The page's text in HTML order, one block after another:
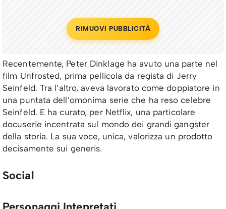
RIMUOVI PUBBLICITÀ
Recentemente, Peter Dinklage ha avuto una parte nel
film Unfrosted, prima pellicola da regista di Jerry
Seinfeld. Tra l’altro, aveva lavorato come doppiatore in
una puntata dell’omonima serie che ha reso celebre
Seinfeld. E ha curato, per Netflix, una particolare
docuserie incentrata sul mondo dei grandi gangster
della storia. La sua voce, unica, valorizza un prodotto
decisamente sui generis.
Social